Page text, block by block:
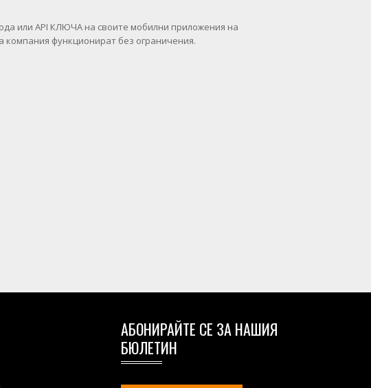
или API КЛЮЧА на своите мобилни приложения на
компания функционират без ограничения.
АБОНИРАЙТЕ СЕ ЗА НАШИЯ
БЮЛЕТИН